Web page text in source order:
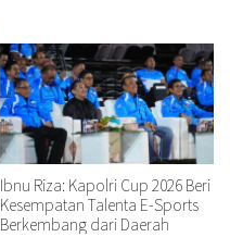
Ibnu Riza: Kapolri Cup 2026 Beri
Kesempatan Talenta E-Sports
Berkembang dari Daerah